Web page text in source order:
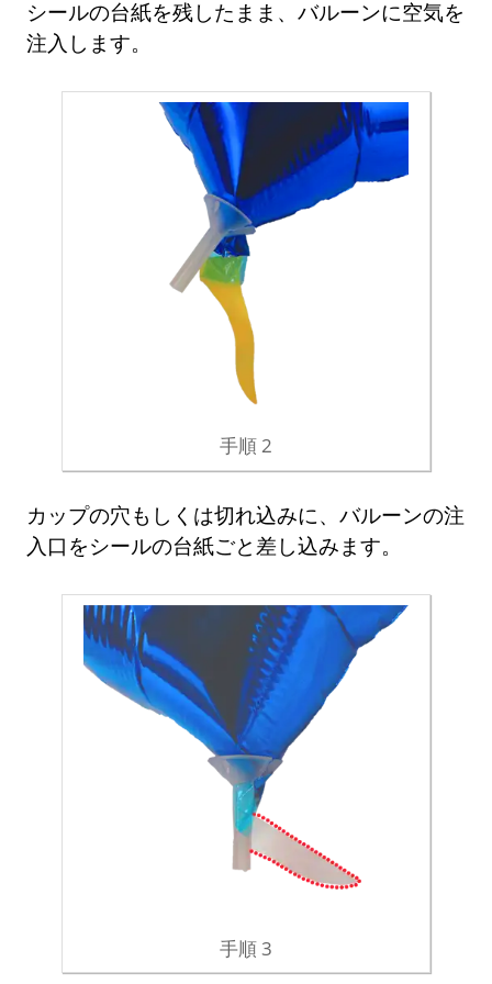
シールの台紙を残したまま、バルーンに空気を
注入します。
手順 2
カップの穴もしくは切れ込みに、バルーンの注
入口をシールの台紙ごと差し込みます。
手順 3